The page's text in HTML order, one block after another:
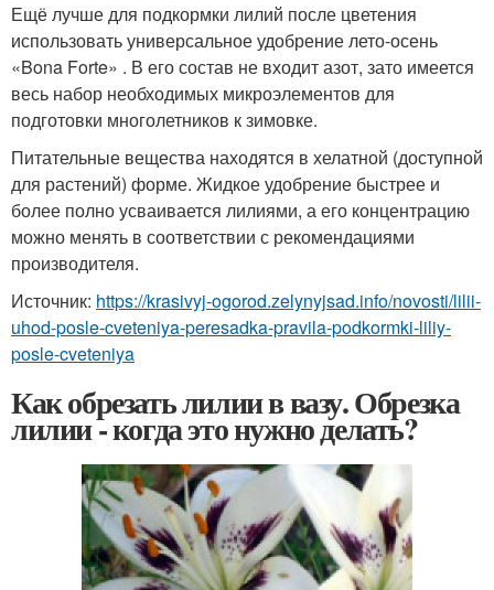
Ещё лучше для подкормки лилий после цветения
использовать универсальное удобрение лето-осень
«Bona Forte» . В его состав не входит азот, зато имеется
весь набор необходимых микроэлементов для
подготовки многолетников к зимовке.
Питательные вещества находятся в хелатной (доступной
для растений) форме. Жидкое удобрение быстрее и
более полно усваивается лилиями, а его концентрацию
можно менять в соответствии с рекомендациями
производителя.
Источник: https://krasivyj-ogorod.zelynyjsad.info/novosti/lilii-
uhod-posle-cveteniya-peresadka-pravila-podkormki-liliy-
posle-cveteniya
Как обрезать лилии в вазу. Обрезка
лилии - когда это нужно делать?